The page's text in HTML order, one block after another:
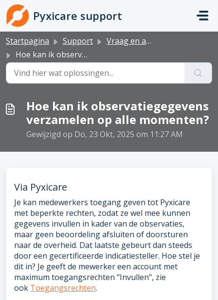
Doorgaan naar hoofdinhoud
Pyxicare support
Startpagina Support
Vraag en antwoord - BelRAI
Hoe kan ik observatiegegevens verzamelen op alle momenten?
Hoe kan ik observatiegegevens
verzamelen op alle momenten?
Gewijzigd op Do, 23 Okt, 2025 om 11:27 AM
Via Pyxicare
Je kan medewerkers toegang geven tot Pyxicare
met beperkte rechten, zodat ze wel mee kunnen
gegevens invullen in kader van de observaties,
maar geen beoordeling afsluiten of doorsturen
naar de overheid. Dat laatste gebeurt dan steeds
door een gecertificeerde indicatiesteller. Hoe stel je
dit in? Je geeft de mewerker een account met
maximum toegangsrechten "Invullen", zie
ook Toegangsrechten.